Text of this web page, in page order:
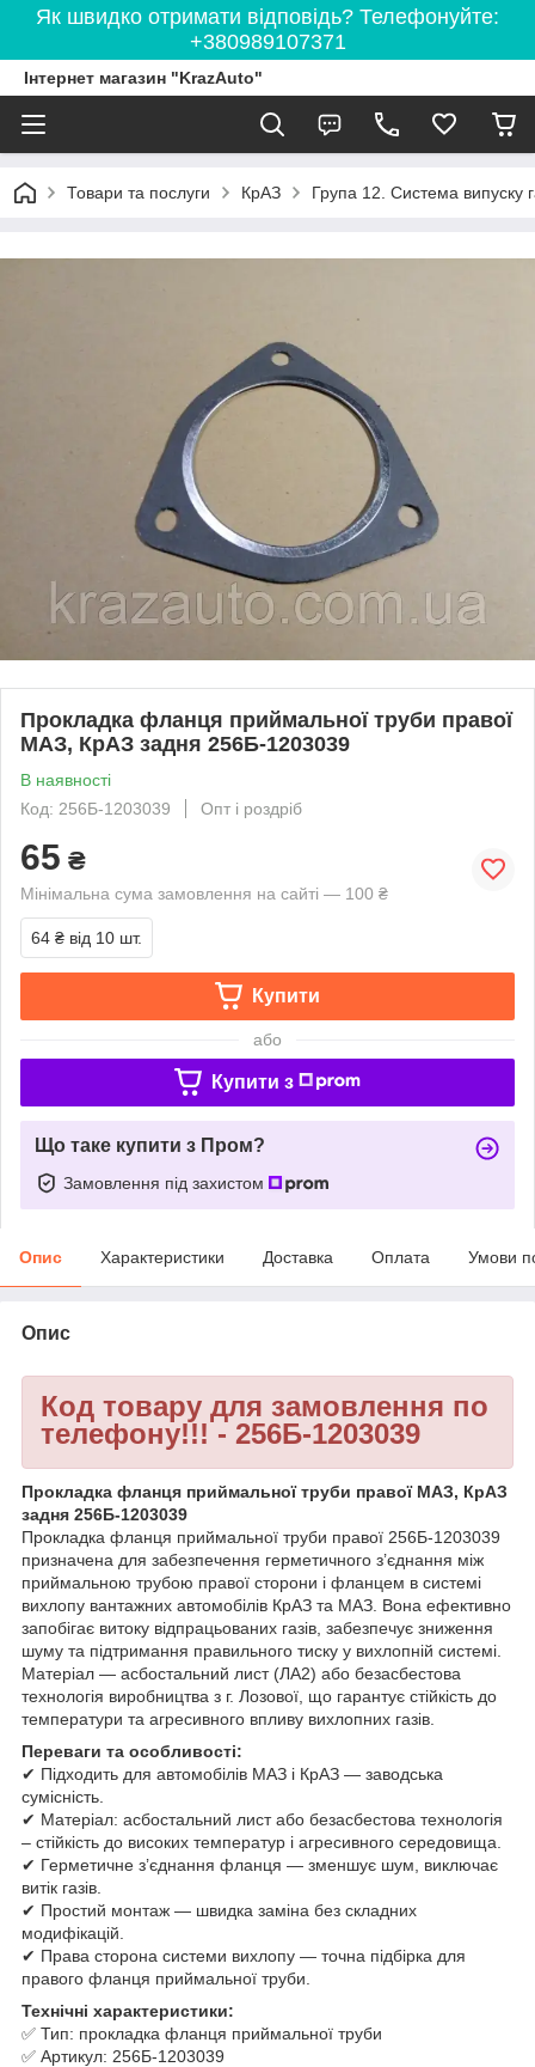
Як швидко отримати відповідь? Телефонуйте:
+380989107371
Інтернет магазин "KrazAuto"
Товари та послуги КрАЗ Група 12. Система випуску
Прокладка фланця приймальної труби правої
МАЗ, КрАЗ задня 256Б-1203039
В наявності
Код: 256Б-1203039
Опт і роздріб
65 ₴
Мінімальна сума замовлення на сайті — 100 ₴
64 ₴ від 10 шт.
Купити
або
Купити з
Що таке купити з Пром?
Замовлення під захистом
Опис Характеристики Доставка Оплата Умови
Опис
Код товару для замовлення по
телефону!!! - 256Б-1203039
Прокладка фланця приймальної труби правої МАЗ, КрАЗ
задня 256Б-1203039
Прокладка фланця приймальної труби правої 256Б-1203039
призначена для забезпечення герметичного з’єднання між
приймальною трубою правої сторони і фланцем в системі
вихлопу вантажних автомобілів КрАЗ та МАЗ. Вона ефективно
запобігає витоку відпрацьованих газів, забезпечує зниження
шуму та підтримання правильного тиску у вихлопній системі.
Матеріал — асбостальний лист (ЛА2) або безасбестова
технологія виробництва з г. Лозової, що гарантує стійкість до
температури та агресивного впливу вихлопних газів.
Переваги та особливості:
✔ Підходить для автомобілів МАЗ і КрАЗ — заводська
сумісність.
✔ Матеріал: асбостальний лист або безасбестова технологія
– стійкість до високих температур і агресивного середовища.
✔ Герметичне з’єднання фланця — зменшує шум, виключає
витік газів.
✔ Простий монтаж — швидка заміна без складних
модифікацій.
✔ Права сторона системи вихлопу — точна підбірка для
правого фланця приймальної труби.
Технічні характеристики:
✅ Тип: прокладка фланця приймальної труби
✅ Артикул: 256Б-1203039